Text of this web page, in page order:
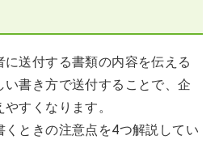
送付する書類の内容を伝える
い書き方で送付することで、企
すくなります。
くときの注意点を4つ解説してい